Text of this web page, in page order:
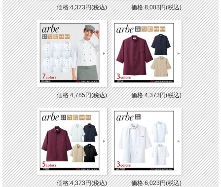
価格:4,373円(税込) 価格:8,003円(税込)
価格:4,785円(税込) 価格:4,373円(税込)
価格:4,373円(税込) 価格:6,023円(税込)